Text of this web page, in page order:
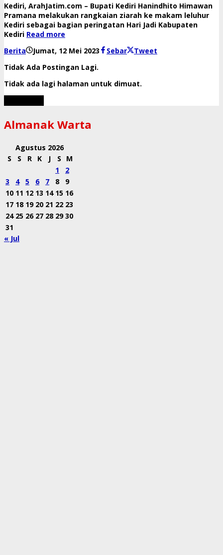
Kediri, ArahJatim.com – Bupati Kediri Hanindhito Himawan
Pramana melakukan rangkaian ziarah ke makam leluhur
Kediri sebagai bagian peringatan Hari Jadi Kabupaten
Kediri Read more
Berita
Jumat, 12 Mei 2023 olehSebar
Tweet
Tidak Ada Postingan Lagi.
Tidak ada lagi halaman untuk dimuat.
Almanak Warta
Agustus 2026
S
S R K J S
M
1
2
3
4 5 6 7 8
9
10 11 12 13 14 15 16
17 18 19 20 21 22 23
24 25 26 27 28 29 30
31
« Jul